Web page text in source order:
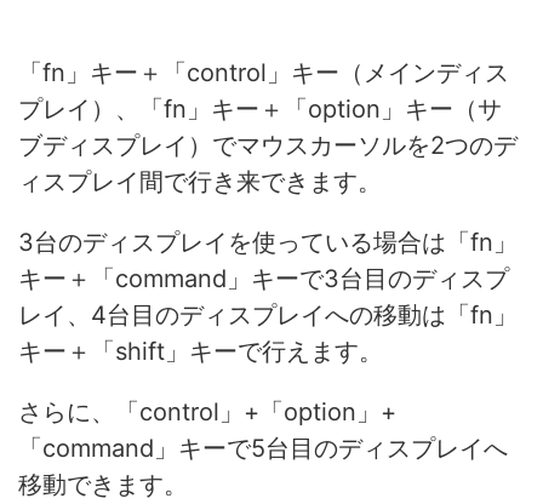
「fn」キー＋「control」キー（メインディス
プレイ）、「fn」キー＋「option」キー（サ
ブディスプレイ）でマウスカーソルを2つのデ
ィスプレイ間で行き来できます。
3台のディスプレイを使っている場合は「fn」
キー＋「command」キーで3台目のディスプ
レイ、4台目のディスプレイへの移動は「fn」
キー＋「shift」キーで行えます。
さらに、「control」+「option」+
「command」キーで5台目のディスプレイへ
移動できます。